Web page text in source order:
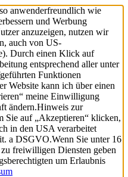
anwenderfreundlich wie
und Werbung
anzuzeigen, nutzen wir
auch von US-
Durch einen Klick auf
entsprechend aller unter
Funktionen
Website kann ich über einen
meine Einwilligung
ändern.Hinweis zur
Sie auf „Akzeptieren“ klicken,
in den USA verarbeitet
a DSGVO.Wenn Sie unter 16
freiwilligen Diensten geben
um Erlaubnis